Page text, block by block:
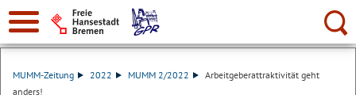
Suche:
MUMM-Zeitung 2022 MUMM 2/2022
Arbeitgeberattraktivität geht
anders!